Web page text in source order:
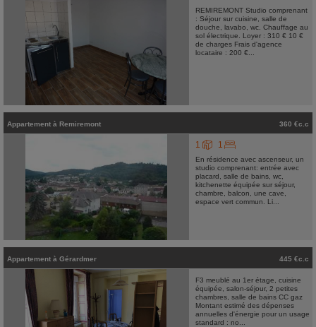
REMIREMONT Studio comprenant
: Séjour sur cuisine, salle de
douche, lavabo, wc. Chauffage au
sol électrique. Loyer : 310 € 10 €
de charges Frais d'agence
locataire : 200 €...
Appartement à Remiremont 360 €c.c
1 1
En résidence avec ascenseur, un
studio comprenant: entrée avec
placard, salle de bains, wc,
kitchenette équipée sur séjour,
chambre, balcon, une cave,
espace vert commun. Li...
Appartement à Gérardmer 445 €c.c
F3 meublé au 1er étage, cuisine
équipée, salon-séjour, 2 petites
chambres, salle de bains CC gaz
Montant estimé des dépenses
annuelles d'énergie pour un usage
standard : no...